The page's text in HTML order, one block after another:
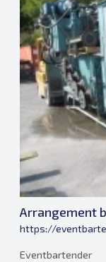
Arrangement
https://
Eventbartender